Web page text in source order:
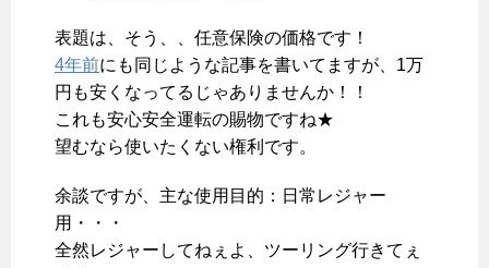
表題は、そう、、任意保険の価格です！
4年前にも同じような記事を書いてますが、1万
円も安くなってるじゃありませんか！！
これも安心安全運転の賜物ですね★
望むなら使いたくない権利です。
余談ですが、主な使用目的：日常レジャー
用・・・
全然レジャーしてねぇよ、ツーリング行きてぇ